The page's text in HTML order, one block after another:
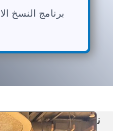
برنامج النسخ
ن